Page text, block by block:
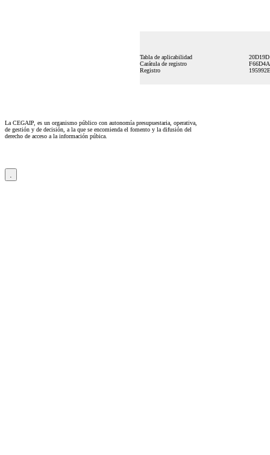
Tabla de aplicabilidad
Carátula de registro
Registro
La CEGAIP, es un organismo público con autonomía presupuestaria, operativa,
de gestión y de decisión, a la que se encomienda el fomento y la difusión del
derecho de acceso a la información púbica.